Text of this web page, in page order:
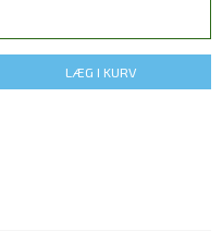
LÆG I KURV